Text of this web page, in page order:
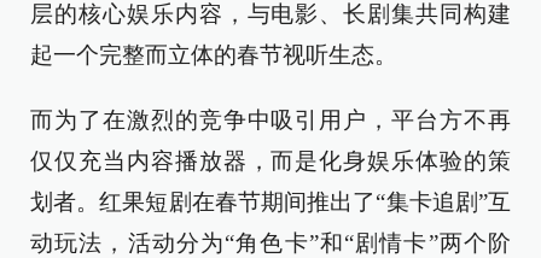
层的核心娱乐内容，与电影、长剧集共同构建
起一个完整而立体的春节视听生态。
而为了在激烈的竞争中吸引用户，平台方不再
仅仅充当内容播放器，而是化身娱乐体验的策
划者。红果短剧在春节期间推出了“集卡追剧”互
动玩法，活动分为“角色卡”和“剧情卡”两个阶